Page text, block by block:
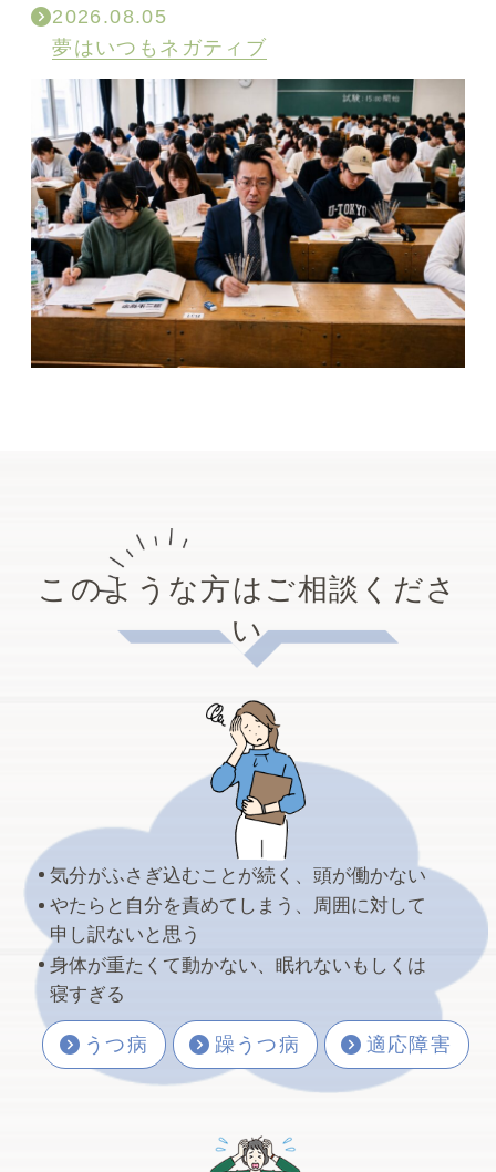
外・診療を録音・録画することを控えるetc）
をお守りください。 迷惑行為が確認された場
合及び進行中の診療・窓口業務への支障、安
全性の確保に支障をきたすと判断される場合
にはその時点で当院での診療をお断りし、関
係機関への通報・相談を行っております。
2026.06.27
感染症対策継続のお知らせ（マスク着用と
手指消毒のお願い）、電話受付時間 のお知
らせ（再掲）
①感染対策：当院内においてはマスク着用と
火・水・金曜日：10時〜13時、15時〜18時
半
（休診日にはお電話の対応、仮予約受付の対
欄にて診療予定をご確認ください）
2026.08.05
夢はいつもネガティブ
雨と傘
急な雨に降られることも多い季節です。うち
のクリニックには大量の私の置き傘がありま
す。もしも受診の際に雨に降ら…
2026.07.23
日傘
このような方はご相談くださ
い
気分がふさぎ込むことが続く、頭が働かない
やたらと自分を責めてしまう、周囲に対して
申し訳ないと思う
身体が重たくて動かない、眠れないもしくは
寝すぎる
うつ病 躁うつ病 適応障害